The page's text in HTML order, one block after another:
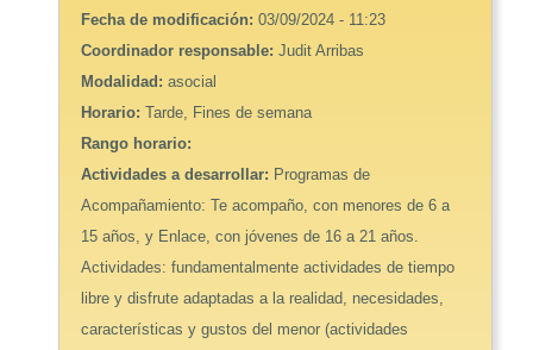
Fecha de modificación:03/09/2024 - 11:23
Coordinador responsable:Judit Arribas
Modalidad:asocial
Horario:Tarde, Fines de semana
Rango horario:
Actividades a desarrollar: Programas de
Acompañamiento: Te acompaño, con menores de 6 a
15 años, y Enlace, con jóvenes de 16 a 21 años.
Actividades: fundamentalmente actividades de tiempo
libre y disfrute adaptadas a la realidad, necesidades,
características y gustos del menor (actividades